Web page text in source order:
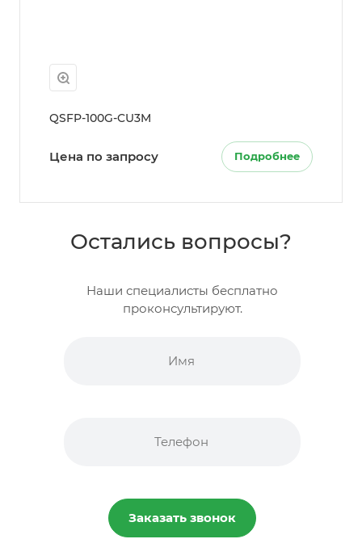
QSFP-100G-CU3M
Цена по запросу Подробнее
Остались вопросы?
Наши специалисты бесплатно
проконсультируют.
Заказать звонок